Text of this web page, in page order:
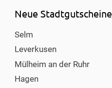
Neue Stadtgutscheine
Selm
Leverkusen
Mülheim an der Ruhr
Hagen